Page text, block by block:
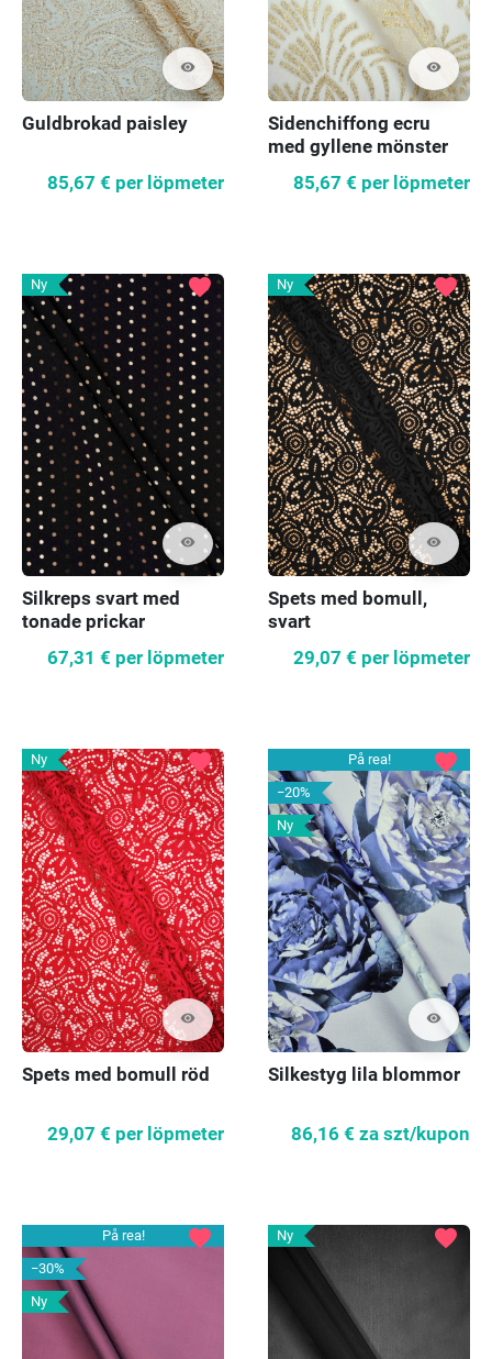
visibility
Guldbrokad paisley
85,67 € per löpmeter
visibility
Sidenchiffong ecru
med gyllene mönster
85,67 € per löpmeter
Ny
visibility
favorite
Silkreps svart med
tonade prickar
67,31 € per löpmeter
Ny
visibility
favorite
Spets med bomull,
svart
29,07 € per löpmeter
Ny
visibility
favorite
Spets med bomull röd
29,07 € per löpmeter
På rea!
−20%
Ny
visibility
favorite
Silkestyg lila blommor
86,16 € za szt/kupon
På rea!
−30%
Ny
favorite Ny favorite